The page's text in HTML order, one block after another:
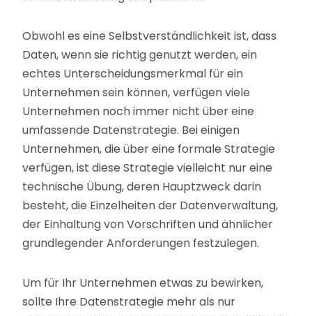
Obwohl es eine Selbstverständlichkeit ist, dass
Daten, wenn sie richtig genutzt werden, ein
echtes Unterscheidungsmerkmal für ein
Unternehmen sein können, verfügen viele
Unternehmen noch immer nicht über eine
umfassende Datenstrategie. Bei einigen
Unternehmen, die über eine formale Strategie
verfügen, ist diese Strategie vielleicht nur eine
technische Übung, deren Hauptzweck darin
besteht, die Einzelheiten der Datenverwaltung,
der Einhaltung von Vorschriften und ähnlicher
grundlegender Anforderungen festzulegen.
Um für Ihr Unternehmen etwas zu bewirken,
sollte Ihre Datenstrategie mehr als nur